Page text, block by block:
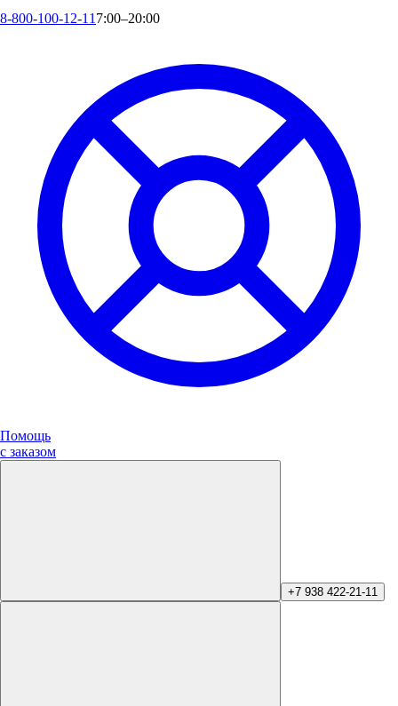
8-800-100-12-11 7:00–20:00
Помощь
с заказом
+7 938 422-21-11